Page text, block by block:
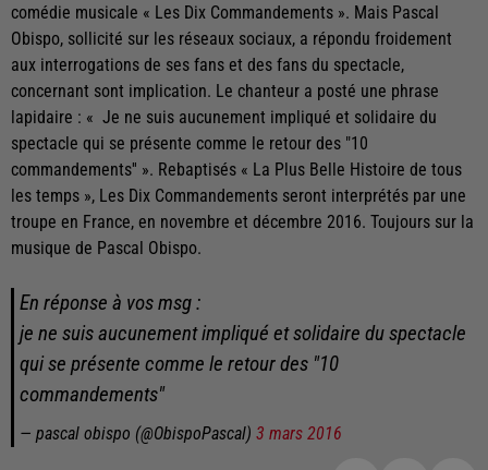
comédie musicale « Les Dix Commandements ». Mais Pascal
Obispo, sollicité sur les réseaux sociaux, a répondu froidement
aux interrogations de ses fans et des fans du spectacle,
concernant sont implication. Le chanteur a posté une phrase
lapidaire : « Je ne suis aucunement impliqué et solidaire du
spectacle qui se présente comme le retour des "10
commandements'' ». Rebaptisés « La Plus Belle Histoire de tous
les temps », Les Dix Commandements seront interprétés par une
troupe en France, en novembre et décembre 2016. Toujours sur la
musique de Pascal Obispo.
En réponse à vos msg :
je ne suis aucunement impliqué et solidaire du spectacle
qui se présente comme le retour des "10
commandements"
— pascal obispo (@ObispoPascal) 3 mars 2016